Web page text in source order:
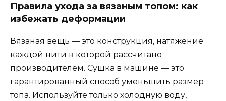
Правила ухода за вязаным топом: как
избежать деформации
Вязаная вещь — это конструкция, натяжение
каждой нити в которой рассчитано
производителем. Сушка в машине — это
гарантированный способ уменьшить размер
топа. Используйте только холодную воду,